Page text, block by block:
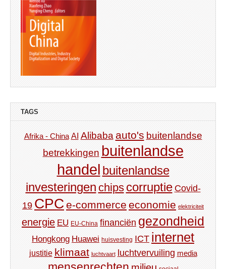
TAGS
Afrika - China AI Alibaba auto's buitenlandse
betrekkingen buitenlandse
handel buitenlandse
investeringen chips corruptie Covid-
19 CPC e-commerce economie elektriciteit
energie EU EU-China financiën gezondheid
Hongkong Huawei huisvesting ICT internet
justitie klimaat luchtvaart luchtvervuiling media